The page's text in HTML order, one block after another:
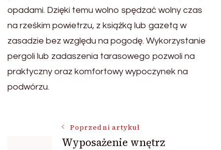
opadami. Dzięki temu wolno spędzać wolny czas
na rześkim powietrzu, z książką lub gazetą w
zasadzie bez względu na pogodę. Wykorzystanie
pergoli lub zadaszenia tarasowego pozwoli na
praktyczny oraz komfortowy wypoczynek na
podwórzu.
NawigacjaPoprzedni artykuł
Wyposażenie wnętrz